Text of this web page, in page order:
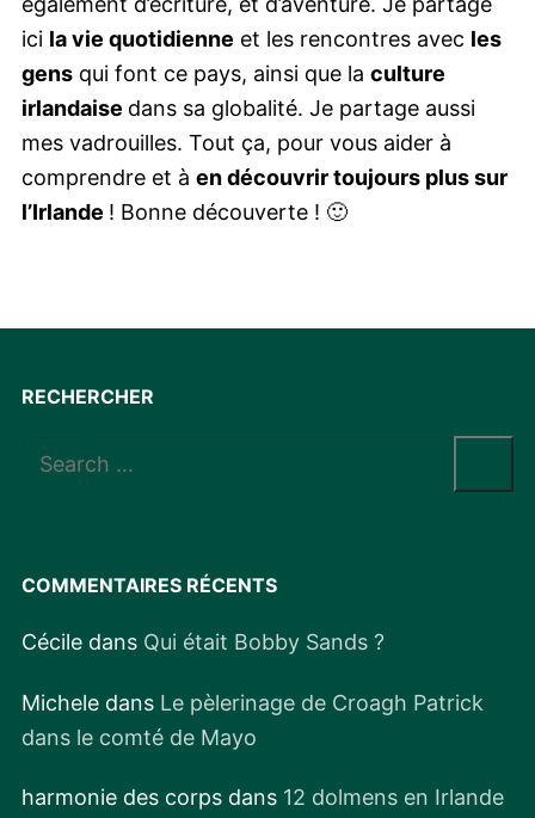
ici la vie quotidienne et les rencontres avec les
gens qui font ce pays, ainsi que la culture
irlandaise dans sa globalité. Je partage aussi
mes vadrouilles. Tout ça, pour vous aider à
comprendre et à en découvrir toujours plus sur
l’Irlande ! Bonne découverte ! 🙂
RECHERCHER
Rechercher
COMMENTAIRES RÉCENTS
Cécile dans Qui était Bobby Sands ?
Michele dans Le pèlerinage de Croagh Patrick
dans le comté de Mayo
harmonie des corps dans 12 dolmens en Irlande